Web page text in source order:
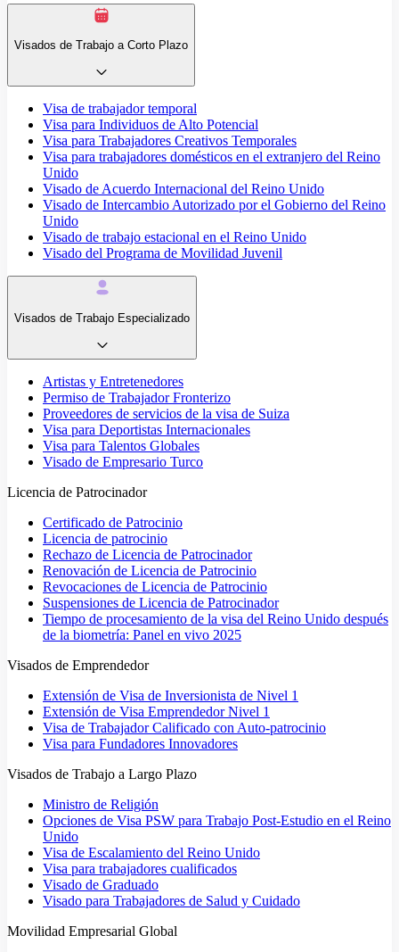
Visados de Trabajo a Corto Plazo
Visa de trabajador temporal
Visa para Individuos de Alto Potencial
Visa para Trabajadores Creativos Temporales
Visa para trabajadores domésticos en el extranjero del Reino
Unido
Visado de Acuerdo Internacional del Reino Unido
Visado de Intercambio Autorizado por el Gobierno del Reino
Unido
Visado de trabajo estacional en el Reino Unido
Visado del Programa de Movilidad Juvenil
Visados de Trabajo Especializado
Artistas y Entretenedores
Permiso de Trabajador Fronterizo
Proveedores de servicios de la visa de Suiza
Visa para Deportistas Internacionales
Visa para Talentos Globales
Visado de Empresario Turco
Licencia de Patrocinador
Certificado de Patrocinio
Licencia de patrocinio
Rechazo de Licencia de Patrocinador
Renovación de Licencia de Patrocinio
Revocaciones de Licencia de Patrocinio
Suspensiones de Licencia de Patrocinador
Tiempo de procesamiento de la visa del Reino Unido después
de la biometría: Panel en vivo 2025
Visados de Emprendedor
Extensión de Visa de Inversionista de Nivel 1
Extensión de Visa Emprendedor Nivel 1
Visa de Trabajador Calificado con Auto-patrocinio
Visa para Fundadores Innovadores
Visados de Trabajo a Largo Plazo
Ministro de Religión
Opciones de Visa PSW para Trabajo Post-Estudio en el Reino
Unido
Visa de Escalamiento del Reino Unido
Visa para trabajadores cualificados
Visado de Graduado
Visado para Trabajadores de Salud y Cuidado
Movilidad Empresarial Global